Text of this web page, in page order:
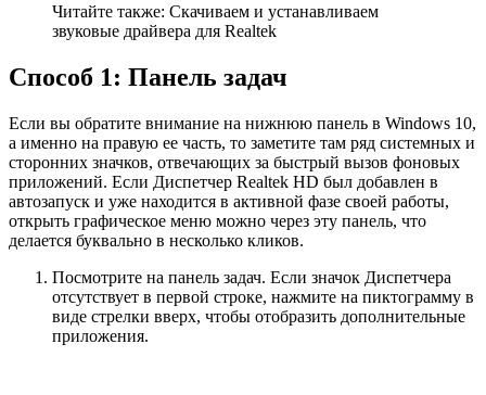
Читайте также: Скачиваем и устанавливаем
звуковые драйвера для Realtek
Способ 1: Панель задач
Если вы обратите внимание на нижнюю панель в Windows 10,
а именно на правую ее часть, то заметите там ряд системных и
сторонних значков, отвечающих за быстрый вызов фоновых
приложений. Если Диспетчер Realtek HD был добавлен в
автозапуск и уже находится в активной фазе своей работы,
открыть графическое меню можно через эту панель, что
делается буквально в несколько кликов.
Посмотрите на панель задач. Если значок Диспетчера
отсутствует в первой строке, нажмите на пиктограмму в
виде стрелки вверх, чтобы отобразить дополнительные
приложения.